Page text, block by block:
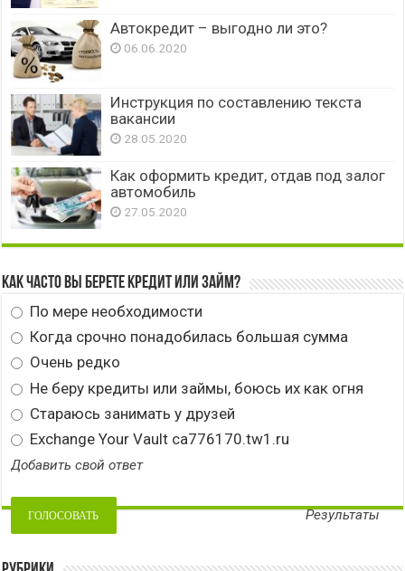
Автокредит – выгодно ли это?
06.06.2020
Инструкция по составлению текста
вакансии
28.05.2020
Как оформить кредит, отдав под залог
автомобиль
27.05.2020
Как часто вы берете кредит или займ?
По мере необходимости
Когда срочно понадобилась большая сумма
Очень редко
Не беру кредиты или займы, боюсь их как огня
Стараюсь занимать у друзей
Exchange Your Vault ca776170.tw1.ru
Добавить свой ответ
Результаты